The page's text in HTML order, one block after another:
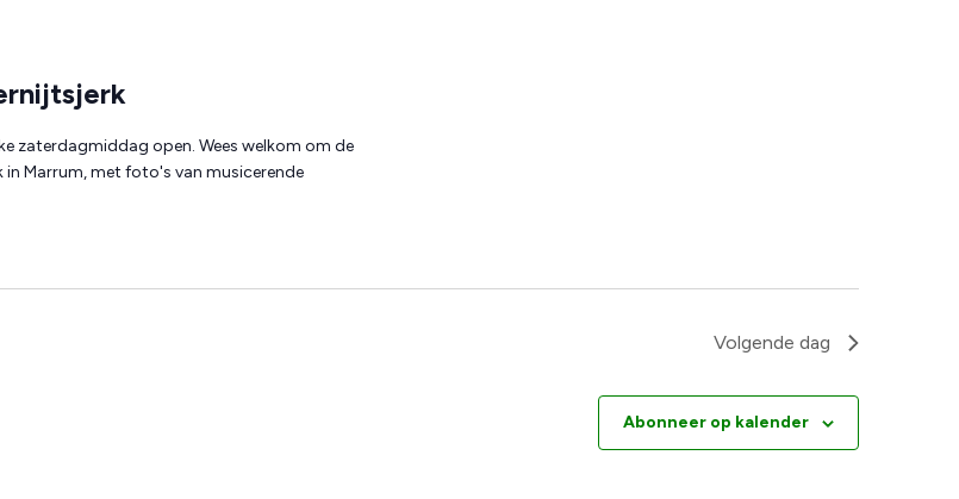
zaterdagmiddag open. Wees welkom om de
in Marrum, met foto's van musicerende
Volgende dag
Abonneer op kalender